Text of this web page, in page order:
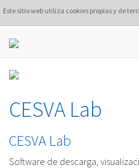
Este sitio web utiliza cookies propias y de
CESVA Lab
CESVA Lab
Software de descarga,